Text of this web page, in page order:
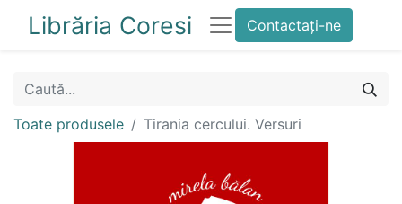
Librăria Coresi Contactați-ne
Toate produsele Tirania cercului. Versuri